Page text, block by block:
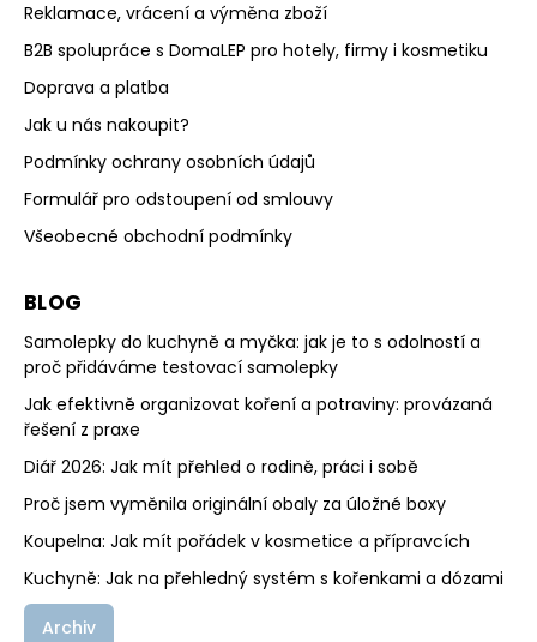
Reklamace, vrácení a výměna zboží
B2B spolupráce s DomaLEP pro hotely, firmy i kosmetiku
Doprava a platba
Jak u nás nakoupit?
Podmínky ochrany osobních údajů
Formulář pro odstoupení od smlouvy
Všeobecné obchodní podmínky
BLOG
Samolepky do kuchyně a myčka: jak je to s odolností a
proč přidáváme testovací samolepky
Jak efektivně organizovat koření a potraviny: provázaná
řešení z praxe
Diář 2026: Jak mít přehled o rodině, práci i sobě
Proč jsem vyměnila originální obaly za úložné boxy
Koupelna: Jak mít pořádek v kosmetice a přípravcích
Kuchyně: Jak na přehledný systém s kořenkami a dózami
Archiv